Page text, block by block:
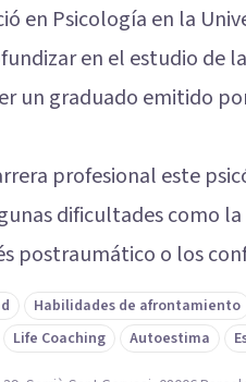
en Psicología en la
en el estudio de
un graduado emitido
profesional este
dificultades como
postraumático o los
Habilidades de afrontamiento
Life Coaching Autoestima